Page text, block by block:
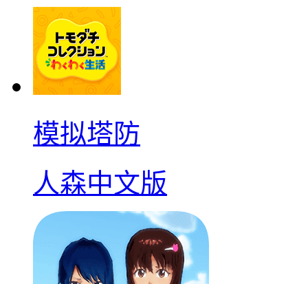
模拟塔防
人森中文版